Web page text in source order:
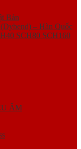
Bản
– Hàn Quốc
SCH80 SCH160
ÂM